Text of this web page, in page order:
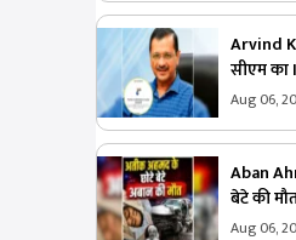
Arvind
सीएम
मांगा
Aug 06,
Aban
बेटे की
मुलाकात,
Aug 06,